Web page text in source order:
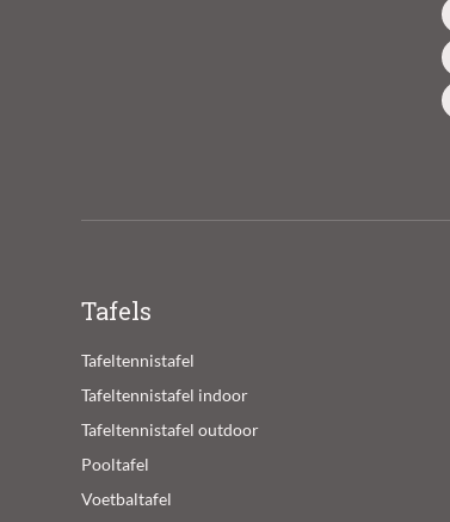
Tafels
Tafeltennistafel
Tafeltennistafel indoor
Tafeltennistafel outdoor
Pooltafel
Voetbaltafel